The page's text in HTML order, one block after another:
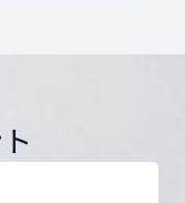
ナー様まで、賃貸経営
討の方
住まいを叶えるリフォ
土）～8月